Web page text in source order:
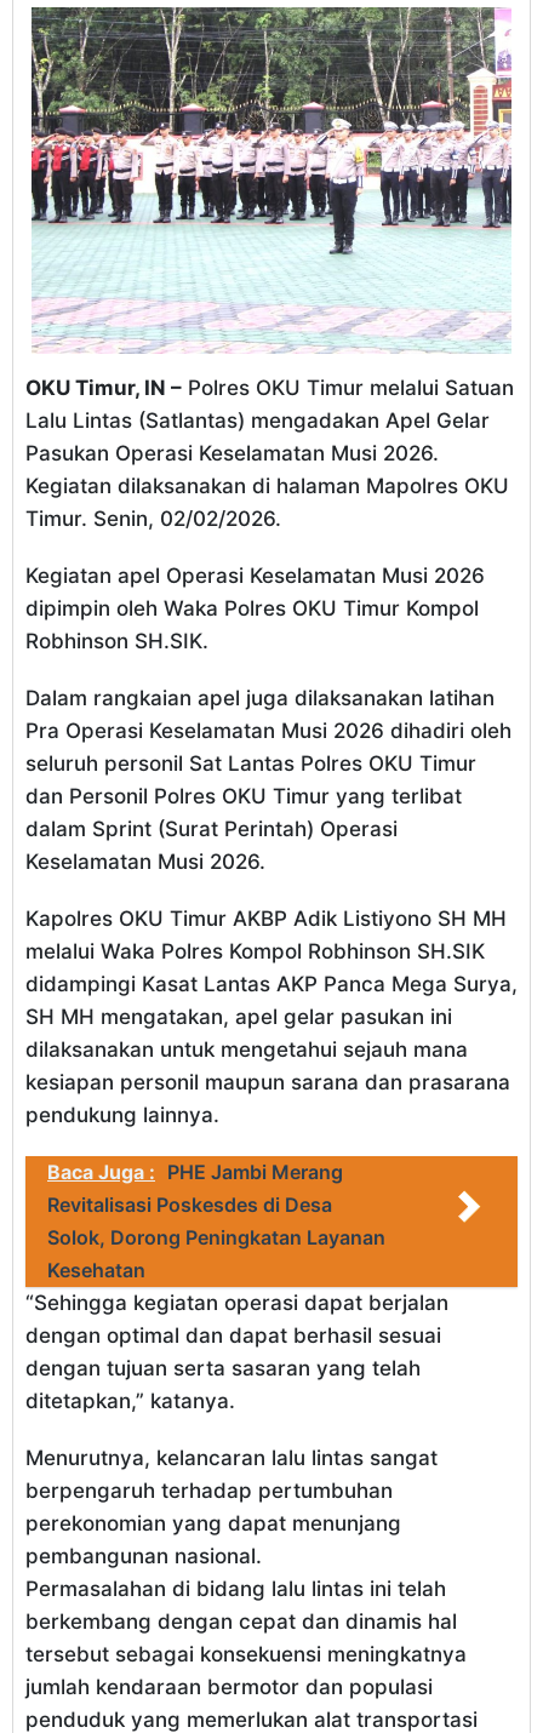
OKU Timur, IN – Polres OKU Timur melalui Satuan
Lalu Lintas (Satlantas) mengadakan Apel Gelar
Pasukan Operasi Keselamatan Musi 2026.
Kegiatan dilaksanakan di halaman Mapolres OKU
Timur. Senin, 02/02/2026.
Kegiatan apel Operasi Keselamatan Musi 2026
dipimpin oleh Waka Polres OKU Timur Kompol
Robhinson SH.SIK.
Dalam rangkaian apel juga dilaksanakan latihan
Pra Operasi Keselamatan Musi 2026 dihadiri oleh
seluruh personil Sat Lantas Polres OKU Timur
dan Personil Polres OKU Timur yang terlibat
dalam Sprint (Surat Perintah) Operasi
Keselamatan Musi 2026.
Kapolres OKU Timur AKBP Adik Listiyono SH MH
melalui Waka Polres Kompol Robhinson SH.SIK
didampingi Kasat Lantas AKP Panca Mega Surya,
SH MH mengatakan, apel gelar pasukan ini
dilaksanakan untuk mengetahui sejauh mana
kesiapan personil maupun sarana dan prasarana
pendukung lainnya.
Baca Juga : PHE Jambi Merang
Revitalisasi Poskesdes di Desa
Solok, Dorong Peningkatan Layanan
Kesehatan
“Sehingga kegiatan operasi dapat berjalan
dengan optimal dan dapat berhasil sesuai
dengan tujuan serta sasaran yang telah
ditetapkan,” katanya.
Menurutnya, kelancaran lalu lintas sangat
berpengaruh terhadap pertumbuhan
perekonomian yang dapat menunjang
pembangunan nasional.
Permasalahan di bidang lalu lintas ini telah
berkembang dengan cepat dan dinamis hal
tersebut sebagai konsekuensi meningkatnya
jumlah kendaraan bermotor dan populasi
penduduk yang memerlukan alat transportasi